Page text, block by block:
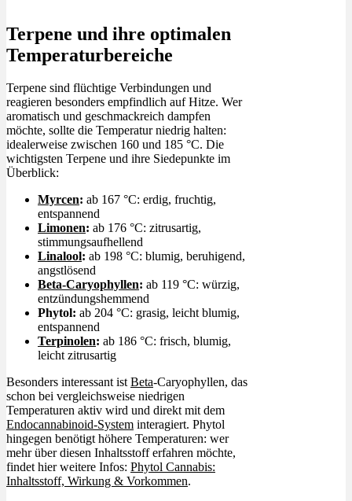
Terpene und ihre optimalen
Temperaturbereiche
Terpene sind flüchtige Verbindungen und
reagieren besonders empfindlich auf Hitze. Wer
aromatisch und geschmackreich dampfen
möchte, sollte die Temperatur niedrig halten:
idealerweise zwischen 160 und 185 °C. Die
wichtigsten Terpene und ihre Siedepunkte im
Überblick:
Myrcen: ab 167 °C: erdig, fruchtig,
entspannend
Limonen: ab 176 °C: zitrusartig,
stimmungsaufhellend
Linalool: ab 198 °C: blumig, beruhigend,
angstlösend
Beta-Caryophyllen: ab 119 °C: würzig,
entzündungshemmend
Phytol: ab 204 °C: grasig, leicht blumig,
entspannend
Terpinolen: ab 186 °C: frisch, blumig,
leicht zitrusartig
Besonders interessant istBeta-Caryophyllen, das
schon bei vergleichsweise niedrigen
Temperaturen aktiv wird und direkt mit dem
Endocannabinoid-System interagiert. Phytol
hingegen benötigt höhere Temperaturen: wer
mehr über diesen Inhaltsstoff erfahren möchte,
findet hier weitere Infos: Phytol Cannabis:
Inhaltsstoff, Wirkung & Vorkommen.